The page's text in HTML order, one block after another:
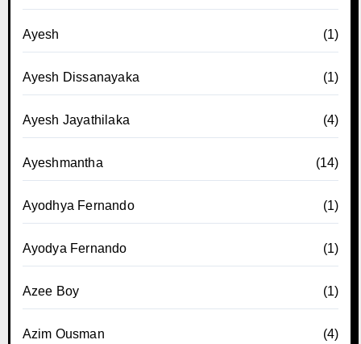
Ayesh (1)
Ayesh Dissanayaka (1)
Ayesh Jayathilaka (4)
Ayeshmantha (14)
Ayodhya Fernando (1)
Ayodya Fernando (1)
Azee Boy (1)
Azim Ousman (4)